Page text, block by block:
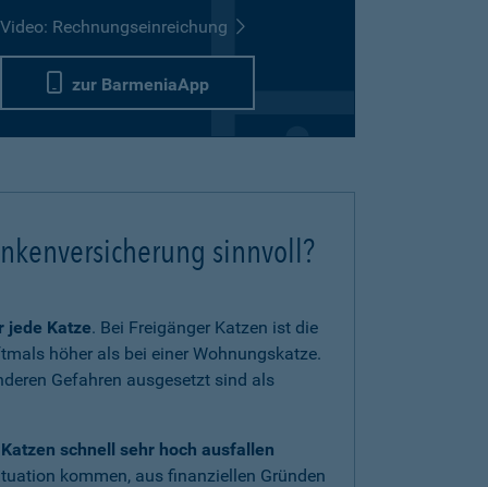
Video: Rechnungseinreichung
zur BarmeniaApp
sinnvoll?
jede Katze. Bei Freigänger Katzen ist die
höher als bei einer Wohnungskatze.
Gefahren ausgesetzt sind als
schnell sehr hoch ausfallen
kommen, aus finanziellen Gründen